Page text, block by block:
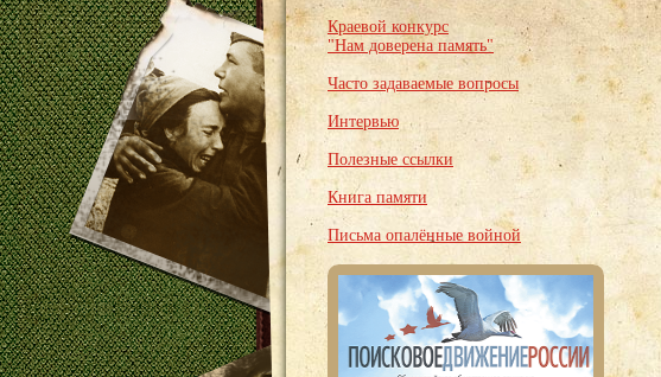
Краевой конкурс
"Нам доверена память"
Часто задаваемые вопросы
Интервью
Полезные ссылки
Книга памяти
Письма опалённые войной